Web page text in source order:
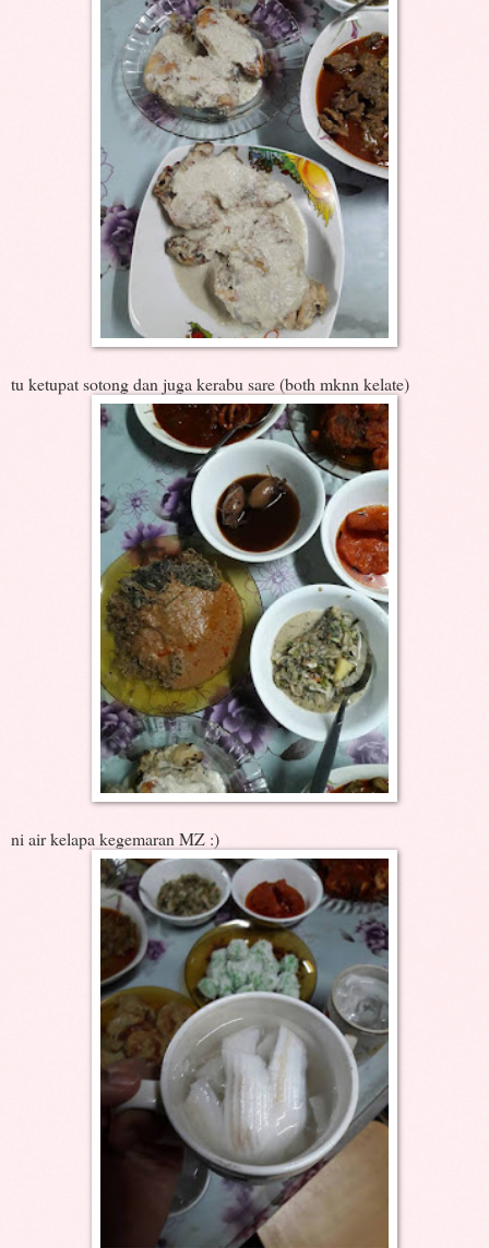
tu ketupat sotong dan juga kerabu sare (both mknn kelate)
ni air kelapa kegemaran MZ :)